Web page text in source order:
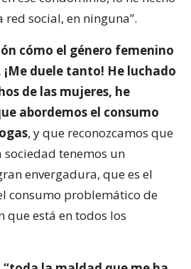
social, en ninguna”.
cómo el género femenino
duele tanto! He luchado
de las mujeres, he
abordemos el consumo
, y que reconozcamos que
sociedad tenemos un
envergadura, que es el
consumo problemático de
que está en todos los